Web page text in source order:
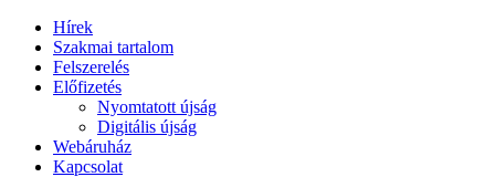
Hírek
Szakmai tartalom
Felszerelés
Előfizetés
Nyomtatott újság
Digitális újság
Webáruház
Kapcsolat